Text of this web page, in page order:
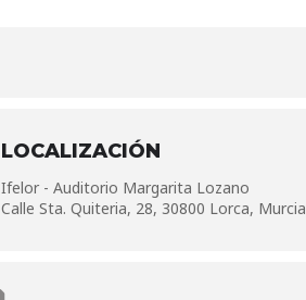
LOCALIZACIÓN
Ifelor - Auditorio Margarita Lozano
Calle Sta. Quiteria, 28, 30800 Lorca, Murcia